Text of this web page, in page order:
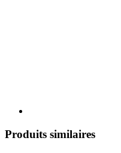
Produits similaires